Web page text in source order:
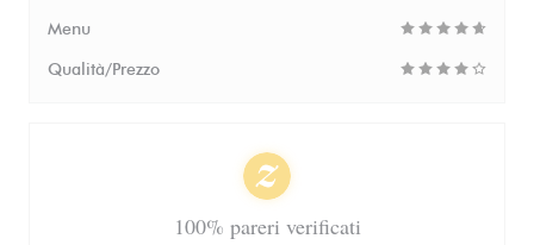
Menu
Qualità/Prezzo
100% pareri verificati